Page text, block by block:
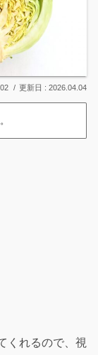
2026.04.04
くれるので、視